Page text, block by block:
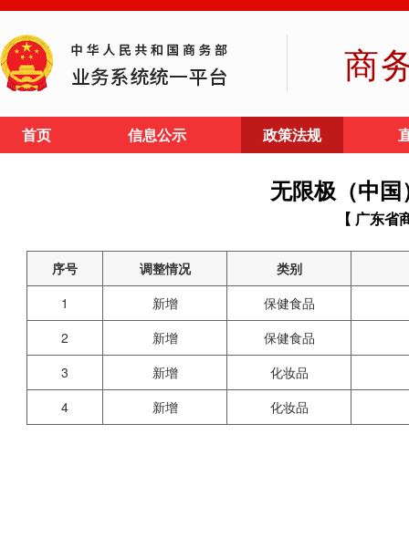
商
首页 信息公示 政策法规
无限极（中
【 广东省
序号 调整情况
类别
1
新增
保健食品
2
新增
保健食品
3
新增
化妆品
4
新增 化妆品